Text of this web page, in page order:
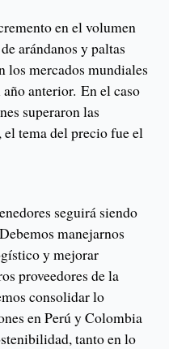
en el volumen
arándanos y paltas
los mercados mundiales
anterior. En el caso
superaron las
el tema del precio fue el
seguirá siendo
manejarnos
y mejorar
proveedores de la
consolidar lo
en Perú y Colombia
tanto en lo